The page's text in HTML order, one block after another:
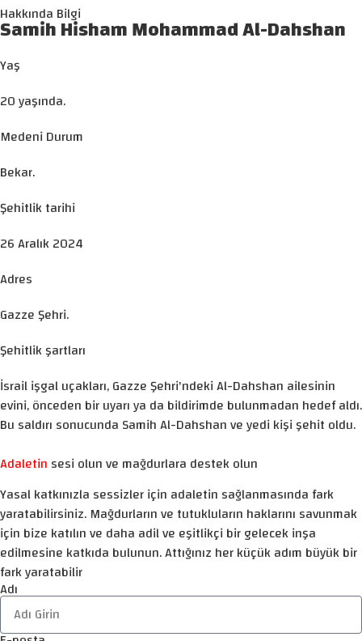
Hakkında Bilgi
Samih Hisham Mohammad Al-Dahshan
Yaş
20 yaşında.
Medeni Durum
Bekar.
Şehitlik tarihi
26 Aralık 2024
Adres
Gazze Şehri.
Şehitlik şartları
İsrail işgal uçakları, Gazze Şehri'ndeki Al-Dahshan ailesinin
evini, önceden bir uyarı ya da bildirimde bulunmadan hedef aldı.
Bu saldırı sonucunda Samih Al-Dahshan ve yedi kişi şehit oldu.
Adaletin sesi olun ve mağdurlara destek olun
Yasal katkınızla sessizler için adaletin sağlanmasında fark
yaratabilirsiniz. Mağdurların ve tutukluların haklarını savunmak
için bize katılın ve daha adil ve eşitlikçi bir gelecek inşa
edilmesine katkıda bulunun. Attığınız her küçük adım büyük bir
fark yaratabilir
Adı